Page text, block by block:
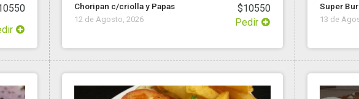
Choripan c/criolla y Papas $10550
12 de Agosto, 2026 Pedir
Super
13 de